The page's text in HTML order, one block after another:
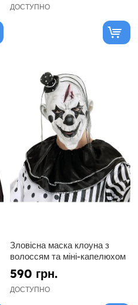
ДОСТУПНО
Зловісна маска клоуна з
волоссям та міні-капелюхом
590 грн.
ДОСТУПНО